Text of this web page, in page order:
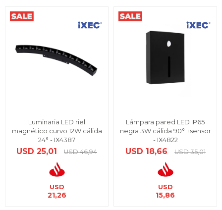
Luminaria LED riel
magnético curvo 12W cálida
24° - IX4387
USD 25,01 USD 46,94
USD
21,26
Lámpara pared LED IP65
negra 3W cálida 90° +sensor
- IX4822
USD 18,66 USD 35,01
USD
15,86